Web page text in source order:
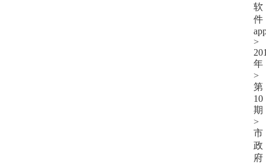
软
件
>
年
>
第
10
期
>
市
政
府